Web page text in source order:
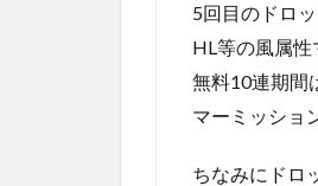
5回目のドロ
HL等の風属性
無料10連期間
マーミッショ
ちなみにドロ